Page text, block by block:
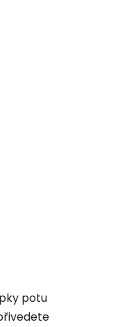
potu